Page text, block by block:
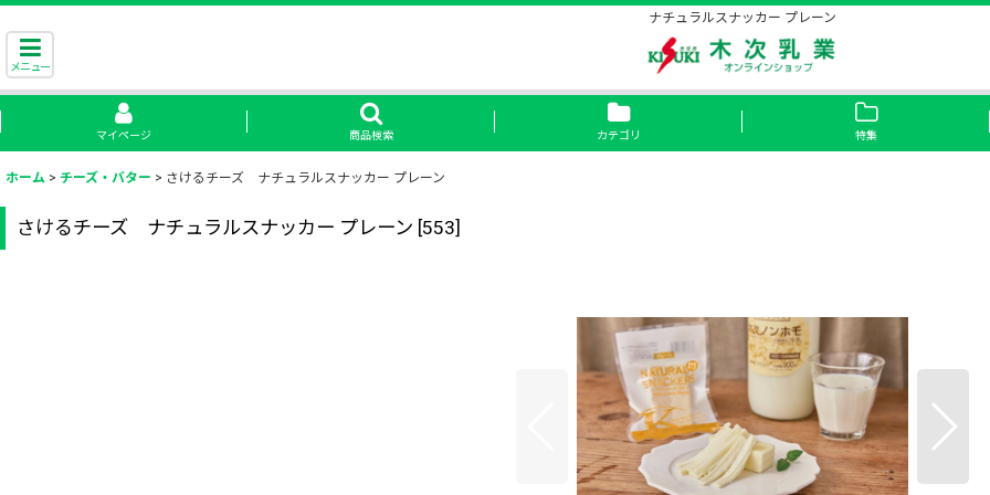
ナチュラルスナッカー プレーン
メニュー
マイページ 商品検索 カテゴリ 特集
ホーム > チーズ・バター > さけるチーズ ナチュラルスナッカー プレーン
さけるチーズ ナチュラルスナッカー プレーン [553]